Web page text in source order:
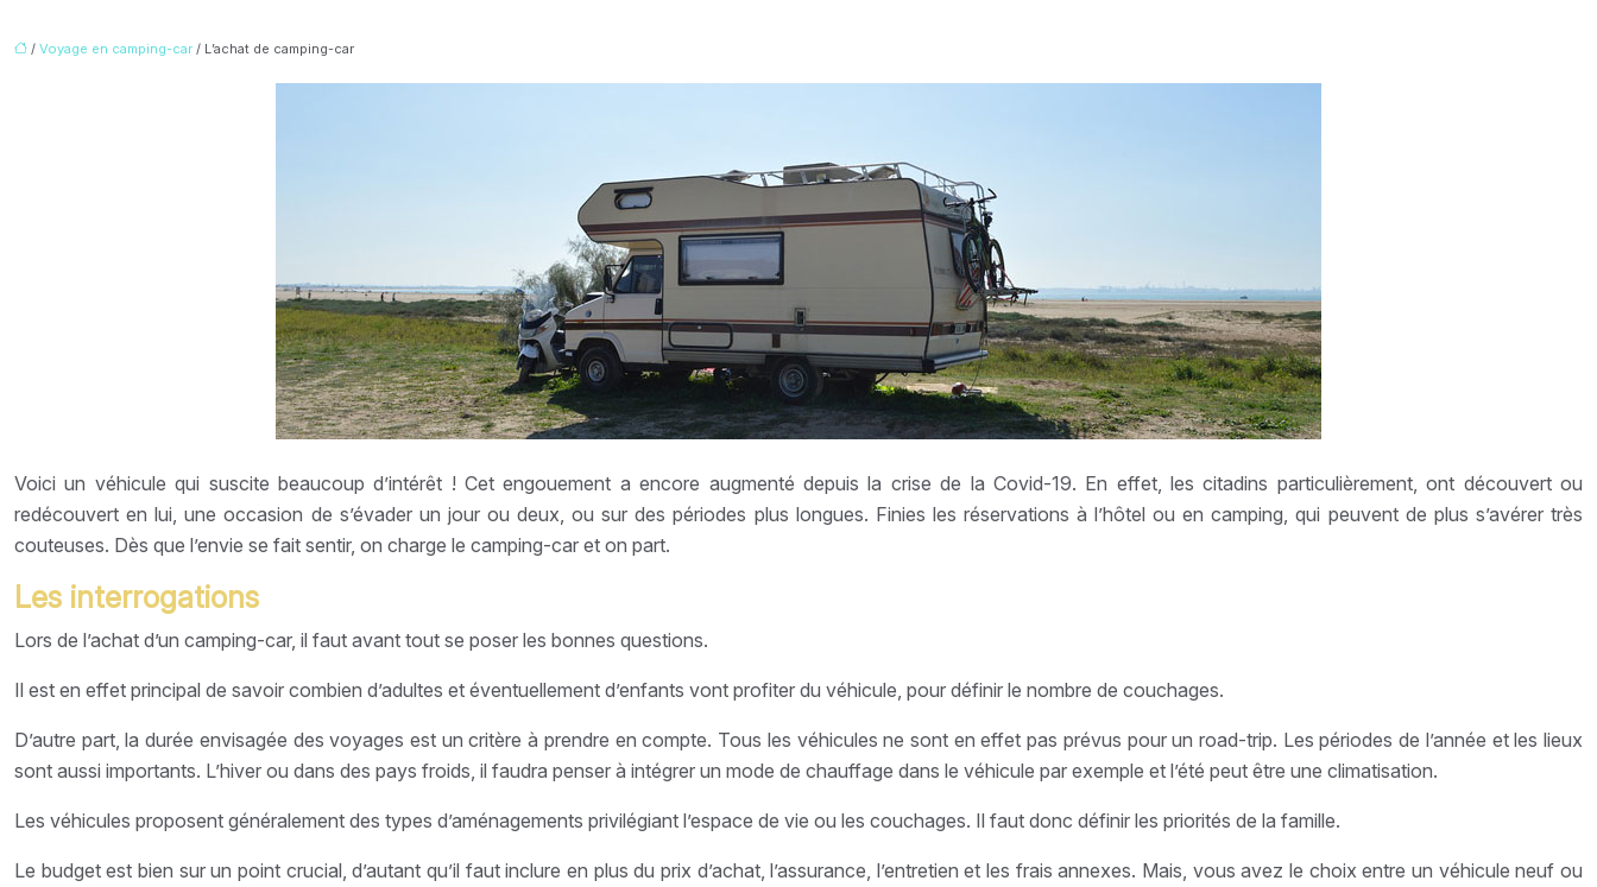
/ Voyage en camping-car / L’achat de camping-car
Voici un véhicule qui suscite beaucoup d’intérêt ! Cet engouement a encore augmenté depuis la crise de la Covid-19. En effet, les citadins particulièrement, ont découvert ou
redécouvert en lui, une occasion de s’évader un jour ou deux, ou sur des périodes plus longues. Finies les réservations à l’hôtel ou en camping, qui peuvent de plus s’avérer très
couteuses. Dès que l’envie se fait sentir, on charge le camping-car et on part.
Les interrogations
Lors de l’achat d’un camping-car, il faut avant tout se poser les bonnes questions.
Il est en effet principal de savoir combien d’adultes et éventuellement d’enfants vont profiter du véhicule, pour définir le nombre de couchages.
D’autre part, la durée envisagée des voyages est un critère à prendre en compte. Tous les véhicules ne sont en effet pas prévus pour un road-trip. Les périodes de l’année et les lieux
sont aussi importants. L’hiver ou dans des pays froids, il faudra penser à intégrer un mode de chauffage dans le véhicule par exemple et l’été peut être une climatisation.
Les véhicules proposent généralement des types d’aménagements privilégiant l’espace de vie ou les couchages. Il faut donc définir les priorités de la famille.
Le budget est bien sur un point crucial, d’autant qu’il faut inclure en plus du prix d’achat, l’assurance, l’entretien et les frais annexes. Mais, vous avez le choix entre un véhicule neuf ou